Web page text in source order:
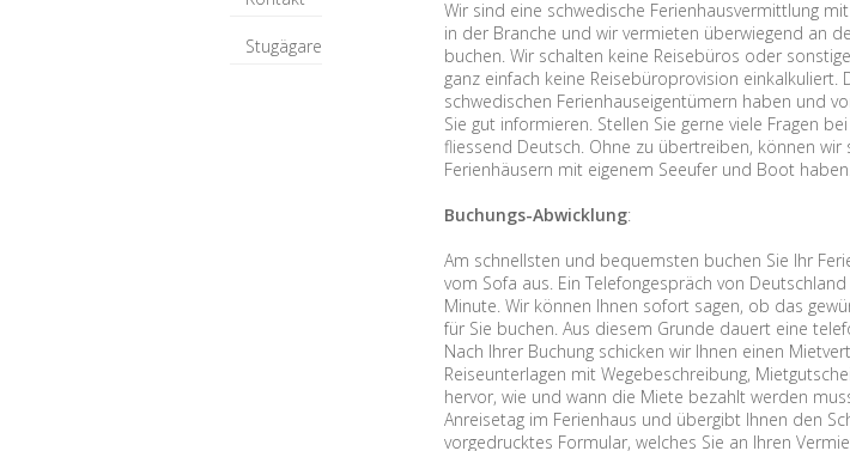
Stugägare
Wir sind eine schwedische Ferienhausvermittlung
in der Branche und wir vermieten überwiegend an
buchen. Wir schalten keine Reisebüros oder
ganz einfach keine Reisebüroprovision
schwedischen Ferienhauseigentümern haben und
Sie gut informieren. Stellen Sie gerne viele Fragen
fliessend Deutsch. Ohne zu übertreiben, können
Ferienhäusern mit eigenem Seeufer und Boot haben.
Buchungs-Abwicklung:
Am schnellsten und bequemsten buchen Sie Ihr
vom Sofa aus. Ein Telefongespräch von
Minute. Wir können Ihnen sofort sagen, ob das
für Sie buchen. Aus diesem Grunde dauert eine
Nach Ihrer Buchung schicken wir Ihnen einen
Reiseunterlagen mit Wegebeschreibung,
hervor, wie und wann die Miete bezahlt werden
Anreisetag im Ferienhaus und übergibt Ihnen den
vorgedrucktes Formular, welches Sie an Ihren